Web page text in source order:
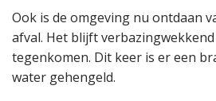
Ook is de omgeving nu ontdaan
afval. Het blijft
tegenkomen. Dit keer is er een
water gehengeld.